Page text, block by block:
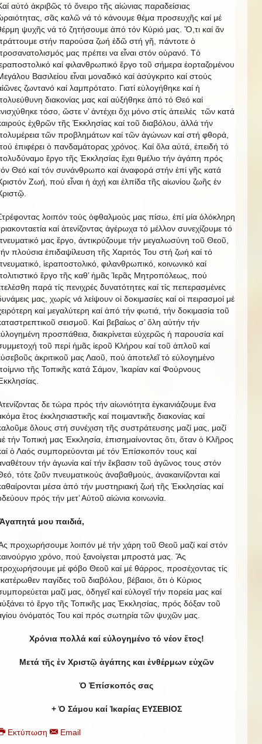
αὐτό ἀκριβῶς τό ὄνειρο τῆς αἰώνιας παραδείσιας
σᾶς καλῶ νά τό κάνουμε θέμα προσευχῆς καί μέ
ψυχῆς νά τό ζητήσουμε ἀπό τόν Κύριό μας. Ὅ,τι καί ἄν
στήν παρούσα ζωή ἐδῶ στή γῆ, πάντοτε ὁ
μας πρέπει να εἶναι στόν οὐρανό. Τὀ
καί φιλανθρωπικό ἔργο τοῦ σήμερα ἑορταζομένου
Βασιλείου εἶναι μοναδικό καί ἀσύγκριτο καί στούς
ζωντανό καί λαμπρότατο. Γιατί εὐλογήθηκε καί ἡ
διακονίας μας καί αὐξήθηκε ἀπό τό Θεό καί
τόσο, ὥστε ν’ ἀντέχει ὄχι μόνο στίς ἀπειλές τῶν κατά
ἐχθρῶν τῆς Ἐκκλησίας καί τοῦ διαβόλου, ἀλλά τήν
τῶν προβλημάτων καί τῶν ἀγώνων καί στή φθορά,
ἐπιφέρει ὁ πανδαμάτορας χρόνος. Καί ὅλα αὐτά, ἐπειδή τό
ἔργο τῆς Ἐκκλησίας ἔχει θμέλιο τήν ἀγάπη πρός
Θεό καί τόν συνάνθρωπο καί ἀναφορά στήν ἐπί γῆς κατά
Ζωή, πού εἶναι ἡ ἀχή και ἐλπίδα τῆς αἰωνίου ζωῆς ἐν
λοιπόν τούς ὀφθαλμούς μας πίσω, ἐπί μία ὁλόκληρη
καί ἀτενίζοντας ἀγέρωχα τό μέλλον συνεχίζουμε τό
μας ἔργο, άντικρύζουμε τήν μεγαλωσύνη τοῦ Θεοῦ,
πλούσια ἐπιδαψίλευση τῆς Χαριτός Του στή ζωή καί τό
ἱεραποστολικό, φιλανθρωπικό, κοινωνικό καί
ἔργο τῆς καθ’ ἡμᾶς Ἱερᾶς Μητροπόλεως, πού
παρά τἰς πενιχρές δυνατότητες καί τίς πεπερασμένες
μας, χωρίς νά λείψουν οἱ δοκιμασίες καί οἱ πειρασμοί μέ
καί μεγαλύτερη καί ἀπό τήν φωτιά, τήν δοκιμασία τοῦ
σεισμοῦ. Καί βεβαίως σ’ ὅλη αὐτήν τήν
προσπάθεια, διακρίνεται εὐχερῶς ἡ παρουσία καί
τοῦ περί ἡμᾶς ἱεροῦ Κλήρου καί τοῦ ἀπλοῦ καί
ἀκριτικοῦ μας Λαοῦ, πού ἀποτελεῖ τό εὐλογημένο
τῆς Τοπικῆς κατά Σάμον, Ἰκαρίαν καί Φούρνους
δε τώρα πρός τήν αἰωνιότητα ἐγκαινιάζουμε ἕνα
ἔτος ἐκκλησιαστικῆς καί ποιμαντικῆς διακονίας καί
ὅλους στή συνέχιση τῆς συστράτευσης μαζί μας, μαζί
τήν Τοπική μας Ἐκκλησία, ἐπισημαίνοντας ὅτι, ὅταν ὁ Κλῆρος
ὁ Λαός συμπορεύονται μέ τόν Ἐπίσκοπόν τους καί
τήν ἀγωνία καί τήν ἔκβασιν τοῦ ἀγῶνος τους στόν
τότε ζοῦν πνευματικούς ἀναβαθμούς, ἀνακαινίζονται καί
μέσα ἀπό τήν μυστηριακή ζωή τῆς Ἐκκλησίας καί
πρός τήν μετ’ Αὐτοῦ αἰώνια κοινωνία.
Ἀγαπητά μου παιδιά,
προχωρήσουμε λοιπόν μέ τήν χάρη τοῦ Θεοῦ μαζί καί στόν
χρόνο, πού ξανοίγεται μπροστά μας. Ἄς
μέ φόβο Θεοῦ καί μέ θάρρος, προσέχοντας τίς
παγίδες τοῦ διαβόλου, βέβαιοι, ὅτι ὁ Κύριος
μαζί μας, ὁδηγεῖ καί εὐλογεῖ τήν πορεία μας καί
τό ἔργο τῆς Τοπικῆς μας Ἐκκλησίας, πρός δόξαν τοῦ
ὀνόματός Του καί πρός σωτηρία τῶν ψυχῶν μας.
Χρόνια πολλά καί εὐλογημένο τό νέον ἔτος!
Μετά τῆς ἐν Χριστῷ ἀγάπης και ἐνθέρμων εὐχῶν
Ὁ Ἐπίσκοπός σας
+ Ὁ Σάμου καί Ἰκαρίας ΕΥΣΕΒΙΟΣ
Εκτύπωση Email